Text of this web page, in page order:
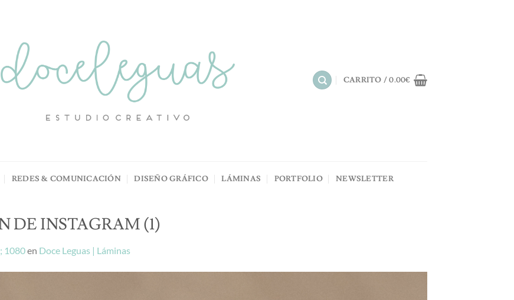
CARRITO /0.00€
REDES & COMUNICACIÓN DISEÑO GRÁFICO LÁMINAS PORTFOLIO NEWSLETTER
DE INSTAGRAM (1)
1080en Doce Leguas | Láminas